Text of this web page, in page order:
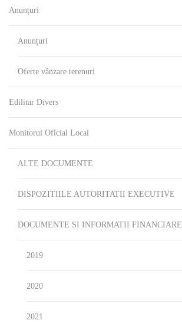
Anunțuri
Anunțuri
Oferte vânzare terenuri
Edilitar Divers
Monitorul Oficial Local
ALTE DOCUMENTE
DISPOZITIILE AUTORITATII EXECUTIVE
DOCUMENTE SI INFORMATII FINANCIARE
2019
2020
2021